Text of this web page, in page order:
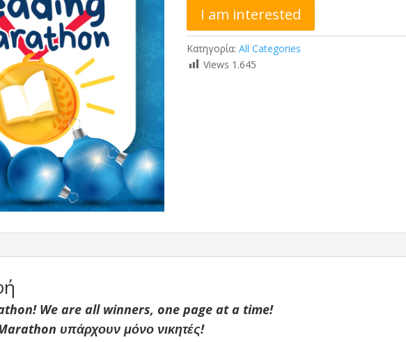
I am interested
Κατηγορία:All Categories
Views 1.645
We are all winners, one page at a time!
υπάρχουν μόνο νικητές!